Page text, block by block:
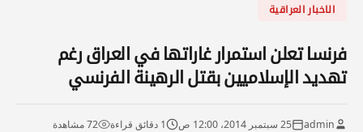
الاخبار العراقية
فرنسا تعلن استمرار غاراتها في العراق رغم
تهديد الإسلاميين بقتل الرهينة الفرنسي
admin 25 سبتمبر 2014، 12:00 ص 1 دقائق قراءة 72 مشاهدة